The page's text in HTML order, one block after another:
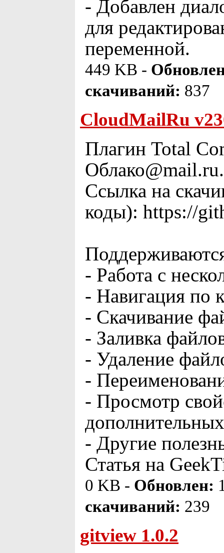
- Добавлен
для
переменной.
449 KB -
скачиваний: 837
CloudMailRu
Плагин Total
Облако@mail.ru.
Ссылка на
коды): https://
- Работа с
- Навигация по
- Скачивание
- Заливка
- Удаление
-
- Просмотр
- Другие
Статья на
0 KB - Обновлен:
скачиваний: 239
gitview 1.0.2